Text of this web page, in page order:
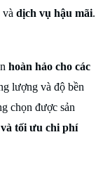
và dịch vụ hậu mãi.
hoàn hảo cho các
lượng và độ bền
chọn được sản
tối ưu chi phí